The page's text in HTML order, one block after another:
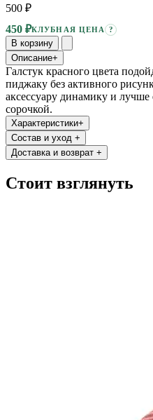
500 ₽
450 ₽КЛУБНАЯ ЦЕНА ?
В корзину
Описание+
Галстук красного цвета
пиджаку без активного
аксессуару динамику и
сорочкой.
Характеристики+
Состав и уход +
Доставка и возврат +
Стоит взглянуть